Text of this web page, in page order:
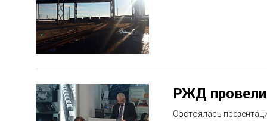
РЖД провели
Состоялась